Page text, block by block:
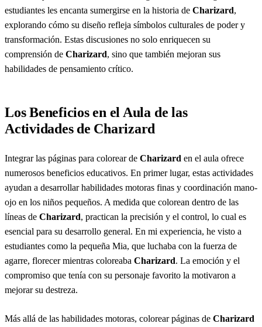
estudiantes les encanta sumergirse en la historia de Charizard,
explorando cómo su diseño refleja símbolos culturales de poder y
transformación. Estas discusiones no solo enriquecen su
comprensión de Charizard, sino que también mejoran sus
habilidades de pensamiento crítico.
Los Beneficios en el Aula de las
Actividades de Charizard
Integrar las páginas para colorear de Charizard en el aula ofrece
numerosos beneficios educativos. En primer lugar, estas actividades
ayudan a desarrollar habilidades motoras finas y coordinación mano-
ojo en los niños pequeños. A medida que colorean dentro de las
líneas de Charizard, practican la precisión y el control, lo cual es
esencial para su desarrollo general. En mi experiencia, he visto a
estudiantes como la pequeña Mia, que luchaba con la fuerza de
agarre, florecer mientras coloreaba Charizard. La emoción y el
compromiso que tenía con su personaje favorito la motivaron a
mejorar su destreza.
Más allá de las habilidades motoras, colorear páginas de Charizard